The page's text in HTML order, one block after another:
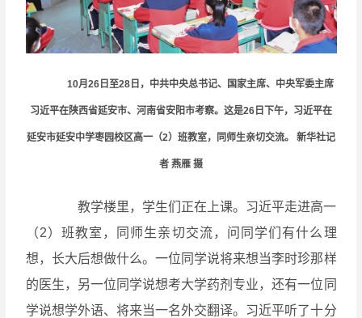
10月26日至28日，中共中央总书记、国家主席、中央军委主席
习近平在陕西省延安市、河南省安阳市考察。这是26日下午，习近平在
延安市延安中学枣园校区高一（2）班教室，同师生亲切交流。 新华社记
者 燕雁 摄
教学楼里，学生们正在上课。习近平走进高一
（2）班教室，同师生亲切交流，问同学们有什么理
想，长大后想做什么。一位同学说将来想当李时珍那样
的医生，另一位同学说想考大学药剂专业，还有一位同
学说想学外语、将来当一名外交翻译。习近平听了十分